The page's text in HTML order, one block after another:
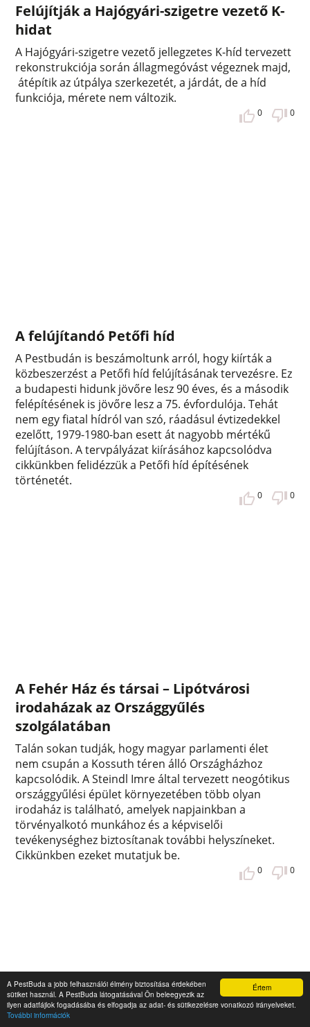
Értem
A PestBuda a jobb felhasználói élmény biztosítása érdekében
sütiket használ. A PestBuda látogatásával Ön beleegyezik az
ilyen adatfájlok fogadásába és elfogadja az adat- és sütikezelésre vonatkozó irányelveket.
További információk
Felújítják a Hajógyári-szigetre vezető K-
hidat
A Hajógyári-szigetre vezető jellegzetes K-híd tervezett
rekonstrukciója során állagmegóvást végeznek majd,
átépítik az útpálya szerkezetét, a járdát, de a híd
funkciója, mérete nem változik.
0 0
A felújítandó Petőfi híd
A Pestbudán is beszámoltunk arról, hogy kiírták a
közbeszerzést a Petőfi híd felújításának tervezésre. Ez
a budapesti hidunk jövőre lesz 90 éves, és a második
felépítésének is jövőre lesz a 75. évfordulója. Tehát
nem egy fiatal hídról van szó, ráadásul évtizedekkel
ezelőtt, 1979-1980-ban esett át nagyobb mértékű
felújításon. A tervpályázat kiírásához kapcsolódva
cikkünkben felidézzük a Petőfi híd építésének
történetét.
0 0
A Fehér Ház és társai – Lipótvárosi
irodaházak az Országgyűlés
szolgálatában
Talán sokan tudják, hogy magyar parlamenti élet
nem csupán a Kossuth téren álló Országházhoz
kapcsolódik. A Steindl Imre által tervezett neogótikus
országgyűlési épület környezetében több olyan
irodaház is található, amelyek napjainkban a
törvényalkotó munkához és a képviselői
tevékenységhez biztosítanak további helyszíneket.
Cikkünkben ezeket mutatjuk be.
0 0